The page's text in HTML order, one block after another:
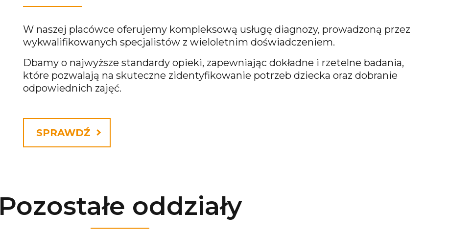
W naszej placówce oferujemy kompleksową usługę diagnozy, prowadzoną przez
wykwalifikowanych specjalistów z wieloletnim doświadczeniem.
Dbamy o najwyższe standardy opieki, zapewniając dokładne i rzetelne badania,
które pozwalają na skuteczne zidentyfikowanie potrzeb dziecka oraz dobranie
odpowiednich zajęć.
SPRAWDŹ
Pozostałe oddziały